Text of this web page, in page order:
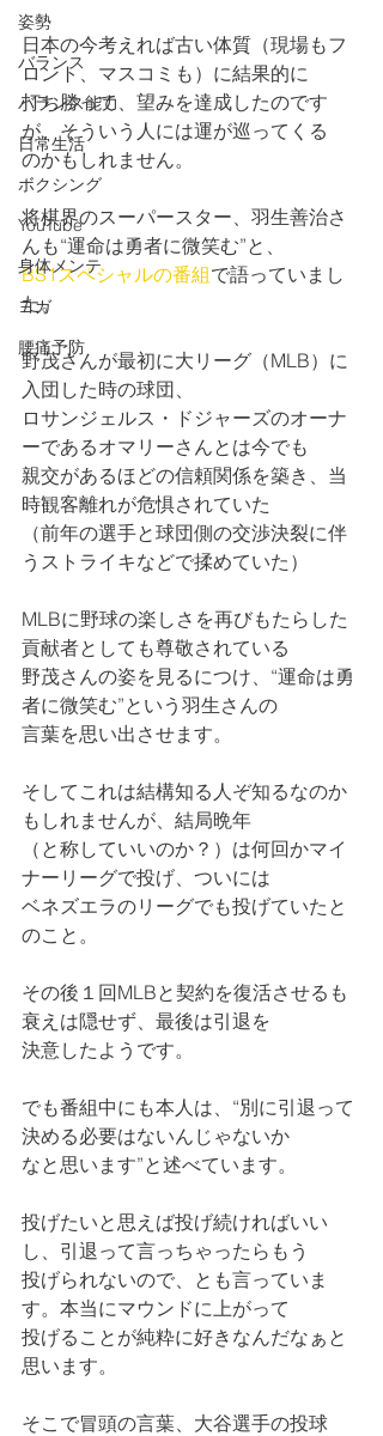
姿勢
バランス
バランス能力
日常生活
ボクシング
YouTube
身体メンテ
ヨガ
腰痛予防
日本の今考えれば古い体質（現場もフ
ロント、マスコミも）に結果的に
打ち勝って、望みを達成したのです
が、そういう人には運が巡ってくる
のかもしれません。
将棋界のスーパースター、羽生善治さ
んも“運命は勇者に微笑む”と、
BS1スペシャルの番組で語っていまし
た。
野茂さんが最初に大リーグ（MLB）に
入団した時の球団、
ロサンジェルス・ドジャーズのオーナ
ーであるオマリーさんとは今でも
親交があるほどの信頼関係を築き、当
時観客離れが危惧されていた
（前年の選手と球団側の交渉決裂に伴
うストライキなどで揉めていた）
MLBに野球の楽しさを再びもたらした
貢献者としても尊敬されている
野茂さんの姿を見るにつけ、“運命は勇
者に微笑む”という羽生さんの
言葉を思い出させます。
そしてこれは結構知る人ぞ知るなのか
もしれませんが、結局晩年
（と称していいのか？）は何回かマイ
ナーリーグで投げ、ついには
ベネズエラのリーグでも投げていたと
のこと。
その後１回MLBと契約を復活させるも
衰えは隠せず、最後は引退を
決意したようです。
でも番組中にも本人は、“別に引退って
決める必要はないんじゃないか
なと思います”と述べています。
投げたいと思えば投げ続ければいい
し、引退って言っちゃったらもう
投げられないので、とも言っていま
す。本当にマウンドに上がって
投げることが純粋に好きなんだなぁと
思います。
そこで冒頭の言葉、大谷選手の投球